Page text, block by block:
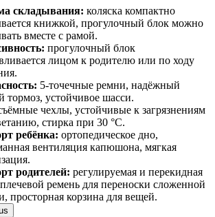
складывания: коляска компактно
книжкой, прогулочный блок можно
вместе с рамой.
прогулочный блок
лицом к родителю или по ходу
5‑точечные ремни, надёжный
тормоз, устойчивое шасси.
чехлы, устойчивые к загрязнениям
стирка при 30 °C.
ребёнка: ортопедическое дно,
вентиляция капюшона, мягкая
родителей: регулируемая и перекидная
ремень для переноски сложенной
просторная корзина для вещей.